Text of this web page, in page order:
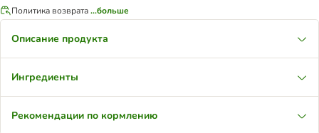
Политика возврата...больше
Описание продукта
Ингредиенты
Рекомендации по кормлению